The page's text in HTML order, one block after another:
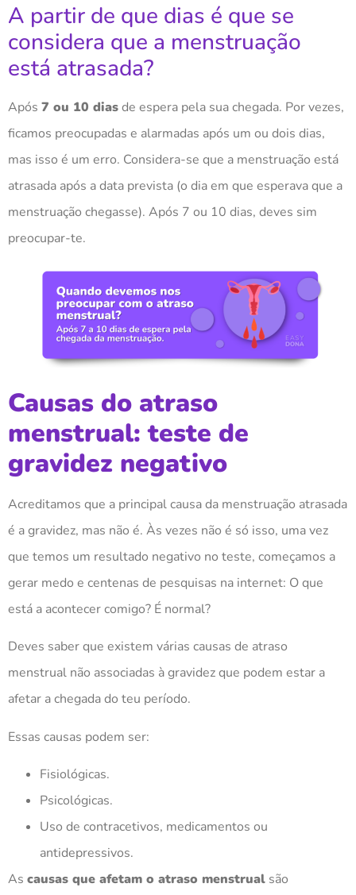
A partir de que dias é que se
considera que a menstruação
está atrasada?
Após 7 ou 10 diasde espera pela sua chegada. Por vezes,
ficamos preocupadas e alarmadas após um ou dois dias,
mas isso é um erro. Considera-se que a menstruação está
atrasada após a data prevista (o dia em que esperava que a
menstruação chegasse). Após 7 ou 10 dias, deves sim
preocupar-te.
Causas do atraso
menstrual: teste de
gravidez negativo
Acreditamos que a principal causa da menstruação atrasada
é a gravidez, mas não é. Às vezes não é só isso, uma vez
que temos um resultado negativo no teste, começamos a
gerar medo e centenas de pesquisas na internet: O que
está a acontecer comigo? É normal?
Deves saber que existem várias causas de atraso
menstrual não associadas à gravidez que podem estar a
afetar a chegada do teu período.
Essas causas podem ser:
Fisiológicas.
Psicológicas.
Uso de contracetivos, medicamentos ou
antidepressivos.
As causas que afetam o atraso menstrual são